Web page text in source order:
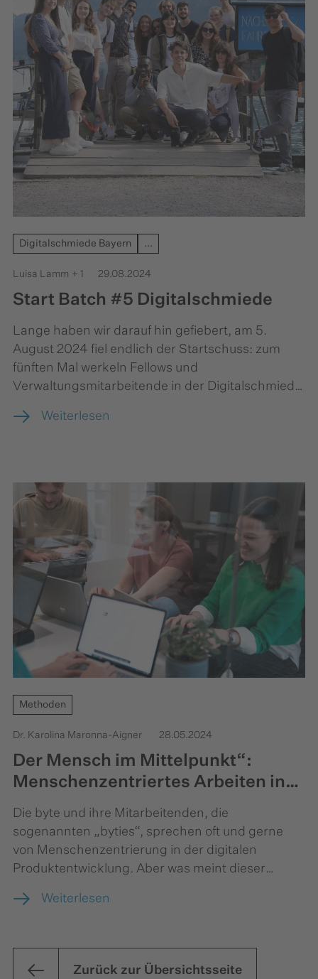
Digitalschmiede Bayern ...
Luisa Lamm + 1 29.08.2024
Start Batch #5 Digitalschmiede
Lange haben wir darauf hin gefiebert, am 5.
August 2024 fiel endlich der Startschuss: zum
fünften Mal werkeln Fellows und
Verwaltungsmitarbeitende in der Digitalschmiede
Herausforderungen der Bayerischen Verwaltung.
Weiterlesen
Methoden
Dr. Karolina Maronna-Aigner 28.05.2024
Der Mensch im Mittelpunkt“:
Menschenzentriertes Arbeiten in
Die byte und ihre Mitarbeitenden, die
sogenannten „byties“, sprechen oft und gerne
von Menschenzentrierung in der digitalen
Produktentwicklung. Aber was meint dieser
Weiterlesen
Zurück zur Übersichtsseite